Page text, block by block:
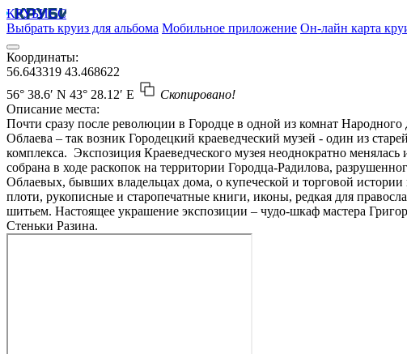
КРУБИСС
Выбрать круиз для альбома Мобильное приложение Он-лайн карта
Координаты:
56.643319 43.468622
56° 38.6′ N 43° 28.12′ E
Скопировано!
Описание места:
Почти сразу после революции в Городце в одной из комнат
Облаева – так возник Городецкий краеведческий музей - один из
комплекса. Экспозиция Краеведческого музея неоднократно менялась
собрана в ходе раскопок на территории Городца-Радилова,
Облаевых, бывших владельцах дома, о купеческой и торговой
плоти, рукописные и старопечатные книги, иконы, редкая для
шитьем. Настоящее украшение экспозиции – чудо-шкаф мастера
Стеньки Разина.